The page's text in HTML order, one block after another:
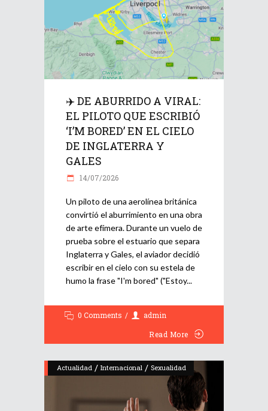
✈️ DE ABURRIDO A VIRAL:
EL PILOTO QUE ESCRIBIÓ
‘I’M BORED’ EN EL CIELO
DE INGLATERRA Y
GALES
14/07/2026
Un piloto de una aerolínea británica
convirtió el aburrimiento en una obra
de arte efímera. Durante un vuelo de
prueba sobre el estuario que separa
Inglaterra y Gales, el aviador decidió
escribir en el cielo con su estela de
humo la frase "I'm bored" ("Estoy
0 Comments
admin
Read More
Actualidad / Internacional / Sexualidad